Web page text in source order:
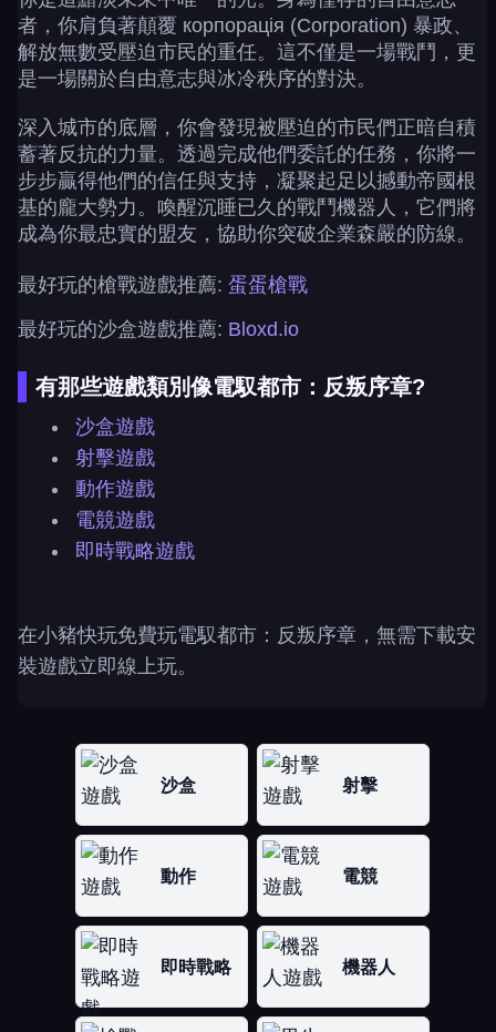
者，你肩負著顛覆 корпорація (Corporation) 暴政、
解放無數受壓迫市民的重任。這不僅是一場戰鬥，更
是一場關於自由意志與冰冷秩序的對決。
深入城市的底層，你會發現被壓迫的市民們正暗自積
蓄著反抗的力量。透過完成他們委託的任務，你將一
步步贏得他們的信任與支持，凝聚起足以撼動帝國根
基的龐大勢力。喚醒沉睡已久的戰鬥機器人，它們將
成為你最忠實的盟友，協助你突破企業森嚴的防線。
最好玩的槍戰遊戲推薦: 蛋蛋槍戰
最好玩的沙盒遊戲推薦: Bloxd.io
有那些遊戲類別像電馭都市：反叛序章?
沙盒遊戲
射擊遊戲
動作遊戲
電競遊戲
即時戰略遊戲
在小豬快玩免費玩電馭都市：反叛序章，無需下載安
裝遊戲立即線上玩。
沙盒 射擊
動作 電競
即時戰略 機器人